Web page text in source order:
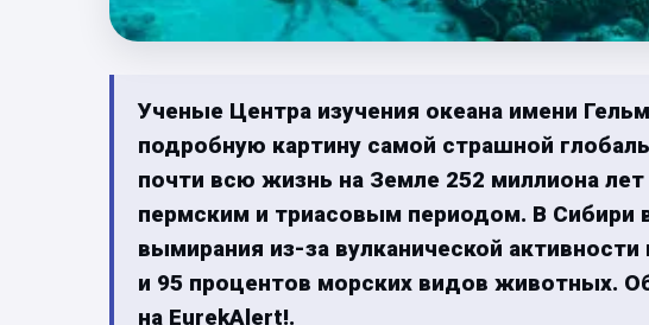
Ученые Центра изучения океана имени
подробную картину самой страшной
почти всю жизнь на Земле 252 миллиона
пермским и триасовым периодом. В Сибири
вымирания из-за вулканической
и 95 процентов морских видов животных.
на EurekAlert!.